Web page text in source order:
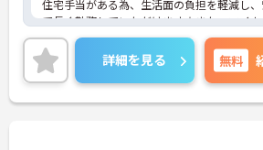
・賞与とは別に、円滑な施設運営への協力や
ワークなどの貢献度合いを評価して特別報
する独自の仕組みがあります。
・一人ひとりの頑張りが目に見える形でし
還元されるため、高いモチベーションを維持
住宅手当がある為、生活面の負担を軽減し、
て長く勤務していただけます☆また、マイ
可能なので通勤らくらくです◎
ご興味のある方には、面接対策ポイントなど
に詳細をお話しいたしますのでお気軽にご
さい！
詳細を見る 無料